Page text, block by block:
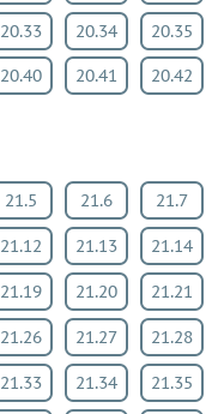
20.33 20.34 20.35
20.40 20.41 20.42
21.5 21.6 21.7
21.12 21.13 21.14
21.19 21.20 21.21
21.26 21.27 21.28
21.33 21.34 21.35